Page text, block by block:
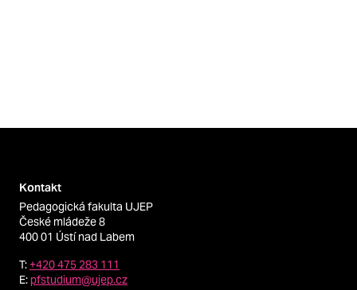
Kontakt
Pedagogická fakulta UJEP
České mládeže 8
400 01 Ústí nad Labem
T:+420 475 283 111
E:pfstudium@ujep.cz